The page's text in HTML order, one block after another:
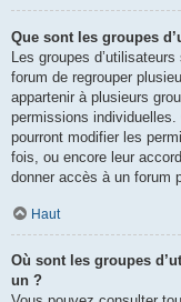
Que sont les groupes
Les groupes
forum de regrouper
appartenir à plusieurs
permissions
pourront modifier les
fois, ou encore leur
donner accès à un forum
Haut
Où sont les groupes
un ?